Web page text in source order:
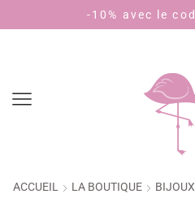
-10% avec le code
ACCUEIL LA BOUTIQUE BIJOUX